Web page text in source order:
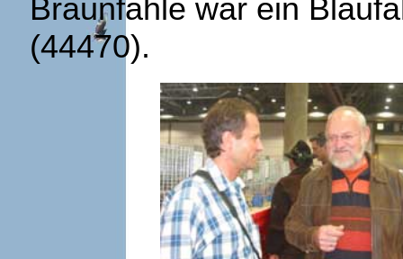
Braunfahle war ein
(44470).